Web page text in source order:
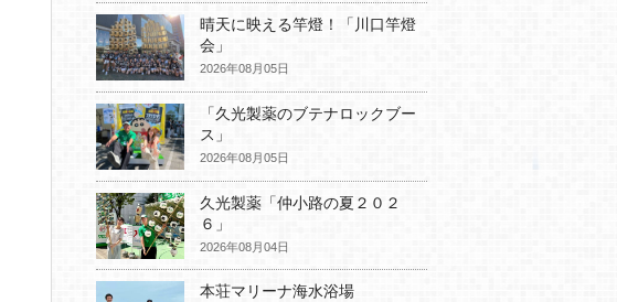
晴天に映える竿燈！「川口竿燈
会」
2026年08月05日
「久光製薬のブテナロックブー
ス」
2026年08月05日
久光製薬「仲小路の夏２０２
６」
2026年08月04日
本荘マリーナ海水浴場